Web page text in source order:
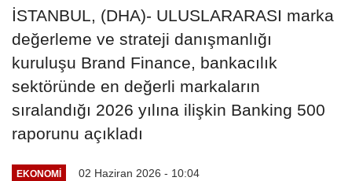
İSTANBUL, (DHA)- ULUSLARARASI marka
değerleme ve strateji danışmanlığı
kuruluşu Brand Finance, bankacılık
sektöründe en değerli markaların
sıralandığı 2026 yılına ilişkin Banking 500
raporunu açıkladı
EKONOMI 02 Haziran 2026 - 10:04